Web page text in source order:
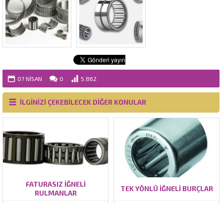
07 NISAN 0 5.862
İLGİNİZİ ÇEKEBİLECEK DİĞER KONULAR
FATURASIZ İĞNELI
RULMANLAR
TEK YÖNLÜ İĞNELI BURÇLAR